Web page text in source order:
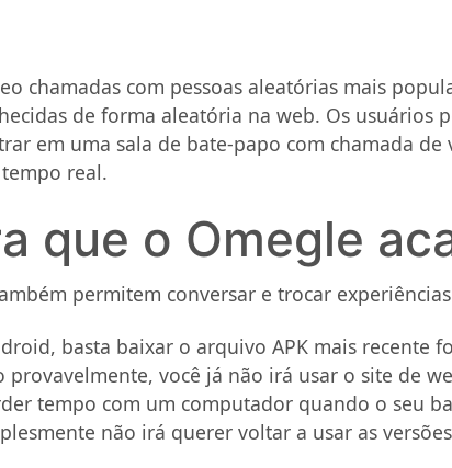
chamadas com pessoas aleatórias mais
de forma aleatória na web. Os
em uma sala de bate-papo com chamada
real.
que o Omegle
permitem conversar e trocar
basta baixar o arquivo APK mais
provavelmente, você já não irá usar o site de
tempo com um computador quando o seu
não irá querer voltar a usar as